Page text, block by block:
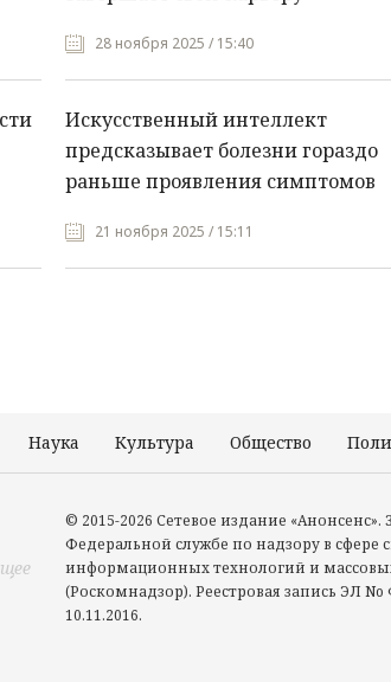
28 ноября 2025 / 15:40
Искусственный интеллект
предсказывает болезни гораздо
раньше проявления симптомов
21 ноября 2025 / 15:11
Наука Культура Общество
© 2015-2026 Сетевое издание «Анонсенс».
Федеральной службе по надзору в сфере
информационных технологий и
(Роскомнадзор). Реестровая запись ЭЛ No
10.11.2016.